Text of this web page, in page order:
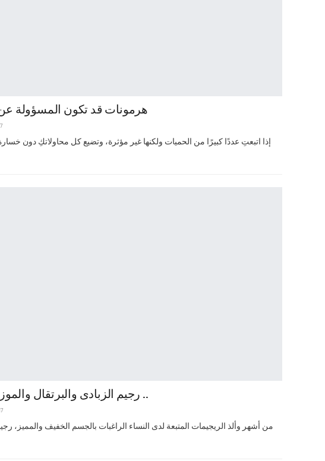
6 هرمونات قد تكون المسؤولة
إذا اتبعتِ عددًا كبيرًا من الحميات ولكنها غير مؤثرة، وتضيع كل محاولاتكِ دون
رجيم الزبادى والبرتقال والموز لجسم رشيق ..
من أشهر وألذ الريجيمات المتبعة لدى النساء الراغبات بالجسم الخفيف والمميز،